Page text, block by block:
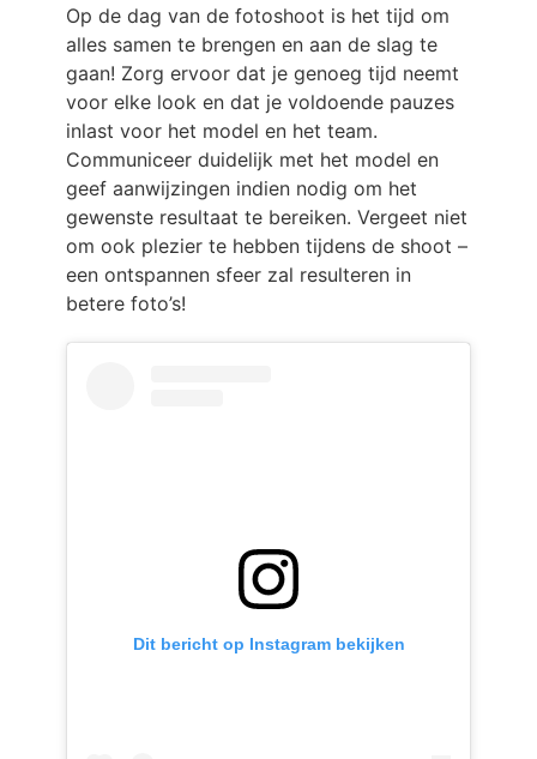
Op de dag van de fotoshoot is het tijd om
alles samen te brengen en aan de slag te
gaan! Zorg ervoor dat je genoeg tijd neemt
voor elke look en dat je voldoende pauzes
inlast voor het model en het team.
Communiceer duidelijk met het model en
geef aanwijzingen indien nodig om het
gewenste resultaat te bereiken. Vergeet niet
om ook plezier te hebben tijdens de shoot –
een ontspannen sfeer zal resulteren in
betere foto’s!
Dit bericht op Instagram bekijken